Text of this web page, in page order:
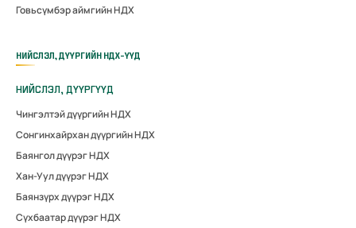
Говьсүмбэр аймгийн НДХ
НИЙСЛЭЛ, ДҮҮРГИЙН НДХ-ҮҮД
НИЙСЛЭЛ, ДҮҮРГҮҮД
Чингэлтэй дүүргийн НДХ
Сонгинхайрхан дүүргийн НДХ
Баянгол дүүрэг НДХ
Хан-Уул дүүрэг НДХ
Баянзүрх дүүрэг НДХ
Сүхбаатар дүүрэг НДХ